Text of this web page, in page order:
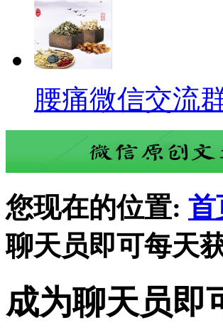
腰痛微信交流
您现在的位置: 首
聊天员即可每天
成为聊天员即